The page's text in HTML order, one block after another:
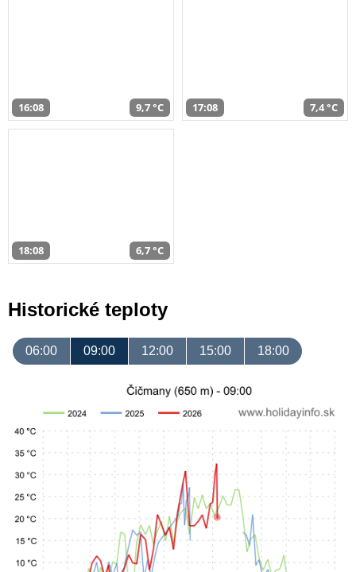
16:08 9,7 °C 17:08 7,4 °C
18:08 6,7 °C
Historické teploty
06:00 09:00 12:00 15:00 18:00